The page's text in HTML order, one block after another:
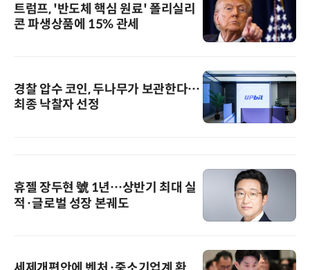
트럼프, '반도체 핵심 원료' 폴리실리
콘 파생상품에 15% 관세
경찰 압수 코인, 두나무가 보관한다…
최종 낙찰자 선정
휴젤 장두현 號 1년…상반기 최대 실
적·글로벌 성장 본궤도